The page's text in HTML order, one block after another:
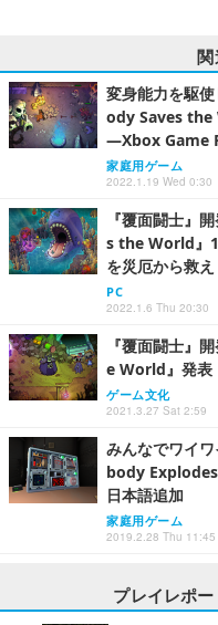
関
変身能力を駆
ody Saves the
―Xbox Game
家庭用ゲーム
2022.1.19 Wed 0:30
『覆面闘士』
s the World』
を災厄から救え
PC
2022.1.6 Thu 20:30
『覆面闘士』
e World』発表
ゲーム文化
2021.3.27 Sat 2:59
みんなでワイ
body Explodes
日本語追加
家庭用ゲーム
2019.2.28 Thu 11:45
プレイレポ